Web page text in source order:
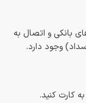
بانکی و اتصال به
وجود دارد.
کارت کنید.